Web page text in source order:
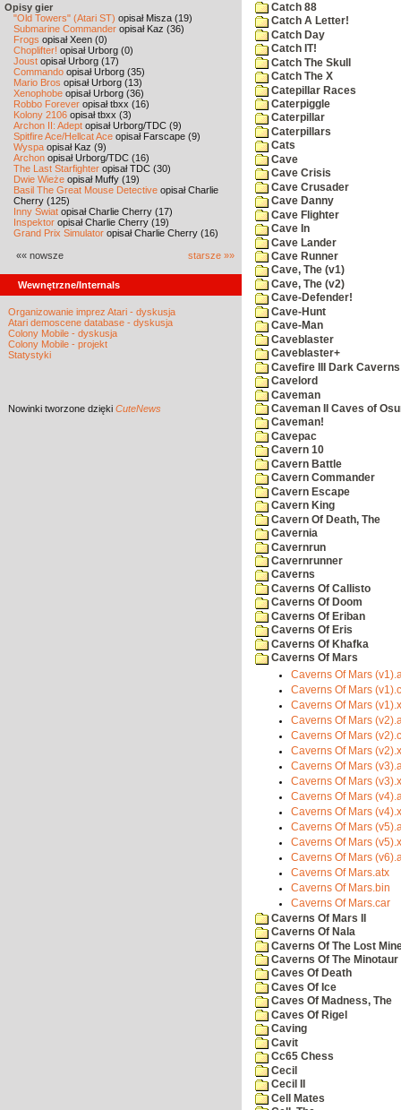
Opisy gier
"Old Towers" (Atari ST) opisał Misza (19)
Submarine Commander opisał Kaz (36)
Frogs opisał Xeen (0)
Choplifter! opisał Urborg (0)
Joust opisał Urborg (17)
Commando opisał Urborg (35)
Mario Bros opisał Urborg (13)
Xenophobe opisał Urborg (36)
Robbo Forever opisał tbxx (16)
Kolony 2106 opisał tbxx (3)
Archon II: Adept opisał Urborg/TDC (9)
Spitfire Ace/Hellcat Ace opisał Farscape (9)
Wyspa opisał Kaz (9)
Archon opisał Urborg/TDC (16)
The Last Starfighter opisał TDC (30)
Dwie Wieże opisał Muffy (19)
Basil The Great Mouse Detective opisał Charlie
Cherry (125)
Inny Świat opisał Charlie Cherry (17)
Inspektor opisał Charlie Cherry (19)
Grand Prix Simulator opisał Charlie Cherry (16)
«« nowsze starsze »»
Wewnętrzne/Internals
Organizowanie imprez Atari - dyskusja
Atari demoscene database - dyskusja
Colony Mobile - dyskusja
Colony Mobile - projekt
Statystyki
Nowinki tworzone dzięki CuteNews
Catch 88
Catch A Letter!
Catch Day
Catch IT!
Catch The Skull
Catch The X
Catepillar Races
Caterpiggle
Caterpillar
Caterpillars
Cats
Cave
Cave Crisis
Cave Crusader
Cave Danny
Cave Flighter
Cave In
Cave Lander
Cave Runner
Cave, The (v1)
Cave, The (v2)
Cave-Defender!
Cave-Hunt
Cave-Man
Caveblaster
Caveblaster+
Cavefire III Dark Caverns
Cavelord
Caveman
Caveman II Caves of
Caveman!
Cavepac
Cavern 10
Cavern Battle
Cavern Commander
Cavern Escape
Cavern King
Cavern Of Death, The
Cavernia
Cavernrun
Cavernrunner
Caverns
Caverns Of Callisto
Caverns Of Doom
Caverns Of Eriban
Caverns Of Eris
Caverns Of Khafka
Caverns Of Mars
Caverns Of Mars
Caverns Of Mars
Caverns Of Mars
Caverns Of Mars
Caverns Of Mars
Caverns Of Mars
Caverns Of Mars
Caverns Of Mars
Caverns Of Mars
Caverns Of Mars
Caverns Of Mars
Caverns Of Mars
Caverns Of Mars
Caverns Of Mars.atx
Caverns Of Mars.bin
Caverns Of Mars.car
Caverns Of Mars II
Caverns Of Nala
Caverns Of The Lost
Caverns Of The Minotaur
Caves Of Death
Caves Of Ice
Caves Of Madness, The
Caves Of Rigel
Caving
Cavit
Cc65 Chess
Cecil
Cecil II
Cell Mates